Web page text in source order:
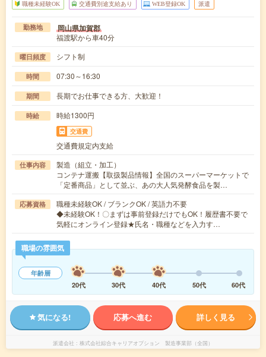
職種未経験OK 交通費別途支給あり WEB登録OK 派遣
勤務地 岡山県加賀郡
福渡駅から車40分
曜日頻度 シフト制
時間 07:30～16:30
期間 長期でお仕事できる方、大歓迎！
時給 時給1300円
交通費
交通費規定内支給
仕事内容
製造（組立・加工）
コンテナ運搬【取扱製品情報】全国のスーパーマーケットで
「定番商品」として並ぶ、あの大人気発酵食品を製…
応募資格
職種未経験OK / ブランクOK / 英語力不要
◆未経験OK！〇まずは事前登録だけでもOK！履歴書不要で
気軽にオンライン登録★氏名・職種などを入力す…
職場の雰囲気
年齢層
20代
30代 40代 50代 60代
気になる! 応募へ進む 詳しく見る
派遣会社 株式会社綜合キャリアオプション 製造事業部（全国）